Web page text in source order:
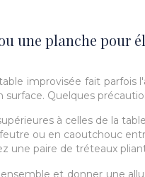
une planche pour
improvisée fait
Quelques
à celles de la
ou en caoutchouc
une paire de tréteaux
et donner une